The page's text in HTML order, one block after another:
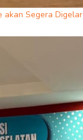
akan Segera Digelar